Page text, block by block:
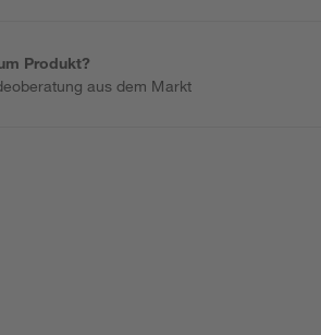
Produkt?
aus dem Markt